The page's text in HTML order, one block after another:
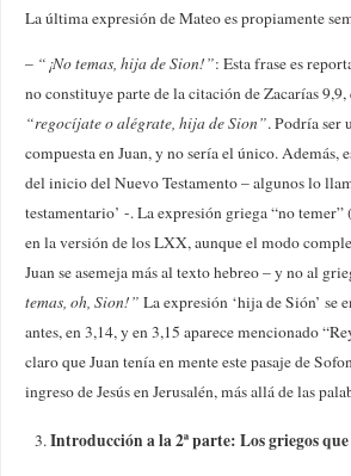
La última expresión de Mateo es propiamente
– “¡No temas, hija de Sion!”: Esta frase es
no constituye parte de la citación de Zacarías
“regocíjate o alégrate, hija de Sion”. Podría ser
compuesta en Juan, y no sería el único. Además,
del inicio del Nuevo Testamento – algunos lo
testamentario’ -. La expresión griega “no
en la versión de los LXX, aunque el modo
Juan se asemeja más al texto hebreo – y no al
temas, oh, Sion!” La expresión ‘hija de Sión’ se
antes, en 3,14, y en 3,15 aparece mencionado
claro que Juan tenía en mente este pasaje de
ingreso de Jesús en Jerusalén, más allá de las
Introducción a la 2ª parte: Los griegos